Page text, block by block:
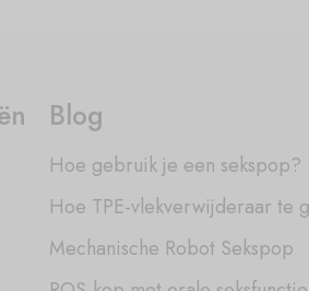
Blog
Hoe gebruik je een sekspop?
Hoe TPE-vlekverwijderaar te
Mechanische Robot Sekspop